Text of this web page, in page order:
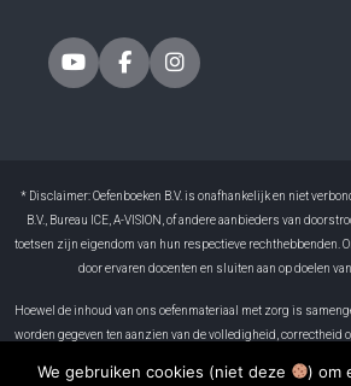
* Disclaimer: Oefenboeken B.V. is onafhankelijk en niet
B.V., Bureau ICE, A-VISION, of andere aanbieders van
toetsen zijn eigendom van hun respectieve rechthebbenden.
door ervaren docenten en sluiten aan op doelen
Hoewel de inhoud van ons oefenmateriaal met zorg is
worden gegeven ten aanzien van de volledigheid, correctheid
gevolgen die voortvloeien uit het gebruik ervan. Resultaten
We gebruiken cookies (niet deze ) om